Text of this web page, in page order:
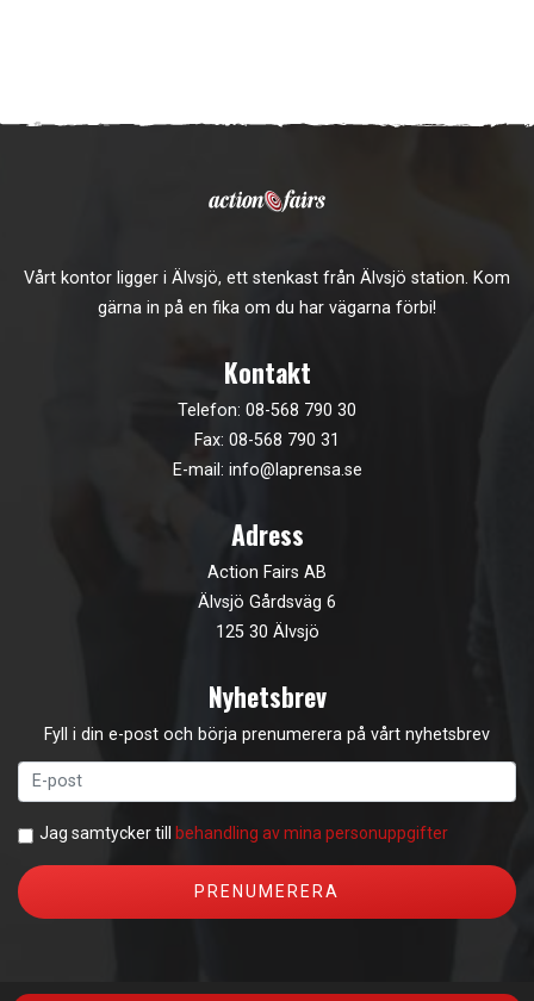
Vårt kontor ligger i Älvsjö, ett stenkast från Älvsjö station. Kom
gärna in på en fika om du har vägarna förbi!
Kontakt
Telefon: 08-568 790 30
Fax: 08-568 790 31
E-mail: info@laprensa.se
Adress
Action Fairs AB
Älvsjö Gårdsväg 6
125 30 Älvsjö
Nyhetsbrev
Fyll i din e-post och börja prenumerera på vårt nyhetsbrev
Jag samtycker till behandling av mina personuppgifter